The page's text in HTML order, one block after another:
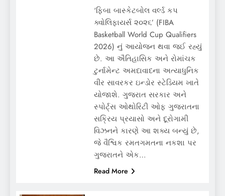
‘ફિબા બાસ્કેટબોલ વર્લ્ડ કપ
ક્વોલિફાયર્સ ૨૦૨૬’ (FIBA
Basketball World Cup Qualifiers
2026) નું આયોજન થવા જઈ રહ્યું
છે. આ ઐતિહાસિક અને રોમાંચક
ટુર્નામેન્ટ અમદાવાદના અત્યાધુનિક
વીર સાવરકર ઇન્ડોર સ્ટેડિયમ ખાતે
યોજાશે. ગુજરાત સરકાર અને
સ્પોર્ટ્સ ઓથોરિટી ઓફ ગુજરાતના
સક્રિય પ્રયાસો અને દૂરોગામી
વિઝનને કારણે આ શક્ય બન્યું છે,
જે વૈશ્વિક રમતગમતના નકશા પર
ગુજરાતને એક…
Read More